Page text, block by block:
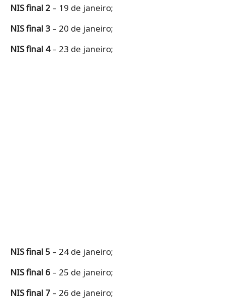
NIS final 2 – 19 de janeiro;
NIS final 3 – 20 de janeiro;
NIS final 4– 23 de janeiro;
NIS final 5 – 24 de janeiro;
NIS final 6 – 25 de janeiro;
NIS final 7 – 26 de janeiro;